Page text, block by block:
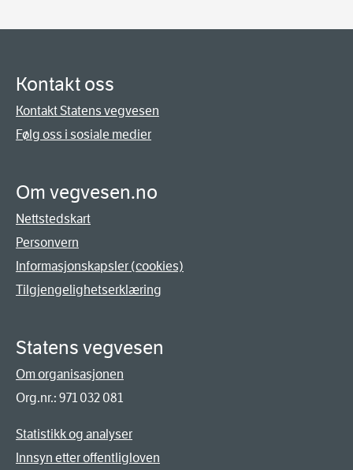
Kontakt oss
Kontakt Statens vegvesen
Følg oss i sosiale medier
Om vegvesen.no
Nettstedskart
Personvern
Informasjonskapsler (cookies)
Tilgjengelighetserklæring
Statens vegvesen
Om organisasjonen
Org.nr.: 971 032 081
Statistikk og analyser
Innsyn etter offentligloven